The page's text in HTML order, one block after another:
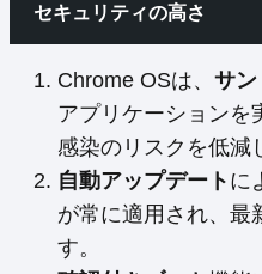
セキュリティの高さ
Chrome OSは、 サン
アプリケーションを
感染のリスクを低減
自動アップデート に
が常に適用され、最
す。